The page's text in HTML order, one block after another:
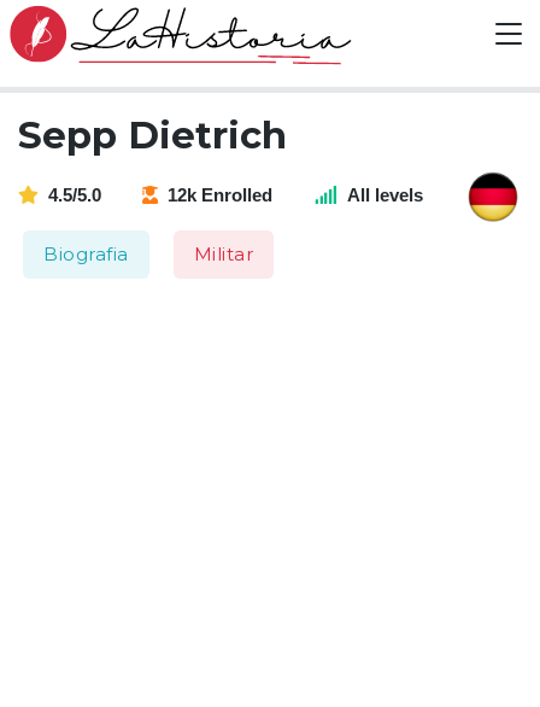
Sepp Dietrich
4.5/5.0 12k Enrolled All levels
Biografia Militar